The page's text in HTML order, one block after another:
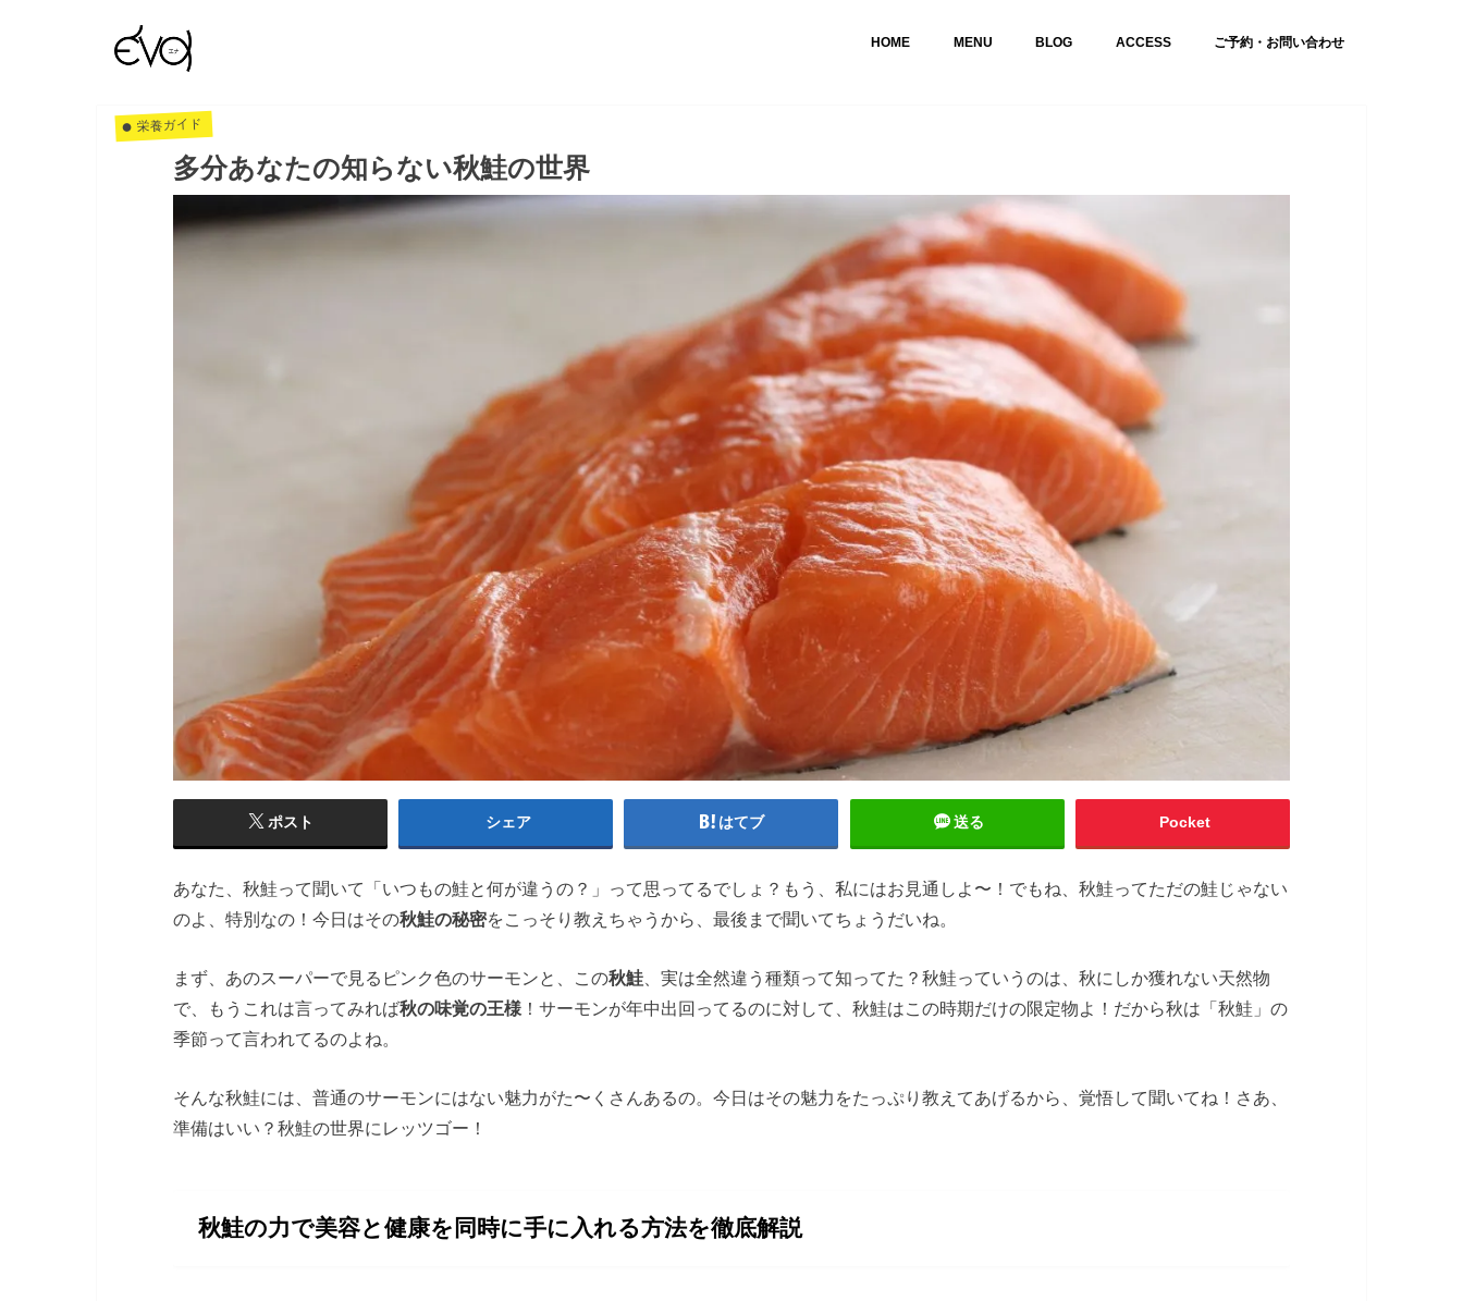
HOME MENU BLOG ACCESS ご予約・お問い合わせ
栄養ガイド
多分あなたの知らない秋鮭の世界
ポスト シェア はてブ 送る Pocket
あなた、秋鮭って聞いて「いつもの鮭と何が違うの？」って思ってるでしょ？もう、私にはお見通しよ〜！でもね、秋鮭ってただの鮭じゃない
のよ、特別なの！今日はその秋鮭の秘密をこっそり教えちゃうから、最後まで聞いてちょうだいね。
まず、あのスーパーで見るピンク色のサーモンと、この秋鮭 、実は全然違う種類って知ってた？秋鮭っていうのは、秋にしか獲れない天然物
で、もうこれは言ってみれば秋の味覚の王様 ！サーモンが年中出回ってるのに対して、秋鮭はこの時期だけの限定物よ！だから秋は「秋鮭」の
季節って言われてるのよね。
そんな秋鮭には、普通のサーモンにはない魅力がた〜くさんあるの。今日はその魅力をたっぷり教えてあげるから、覚悟して聞いてね！さあ、
準備はいい？秋鮭の世界にレッツゴー！
秋鮭の力で美容と健康を同時に手に入れる方法を徹底解説